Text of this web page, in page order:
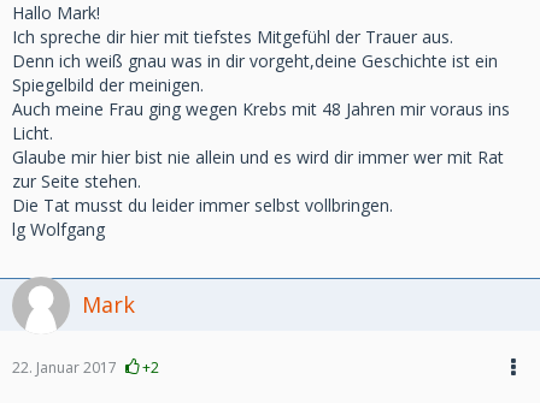
Hallo Mark!
Ich spreche dir hier mit tiefstes Mitgefühl der Trauer aus.
Denn ich weiß gnau was in dir vorgeht,deine Geschichte ist ein
Spiegelbild der meinigen.
Auch meine Frau ging wegen Krebs mit 48 Jahren mir voraus ins
Licht.
Glaube mir hier bist nie allein und es wird dir immer wer mit Rat
zur Seite stehen.
Die Tat musst du leider immer selbst vollbringen.
lg Wolfgang
Mark
22. Januar 2017 +2